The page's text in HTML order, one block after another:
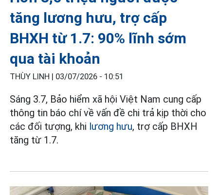
tăng lương hưu, trợ cấp
BHXH từ 1.7: 90% lĩnh sớm
qua tài khoản
THÙY LINH | 03/07/2026 - 10:51
Sáng 3.7, Bảo hiểm xã hội Việt Nam cung cấp
thông tin báo chí về vấn đề chi trả kịp thời cho
các đối tượng, khi lương hưu, trợ cấp BHXH
tăng từ 1.7.